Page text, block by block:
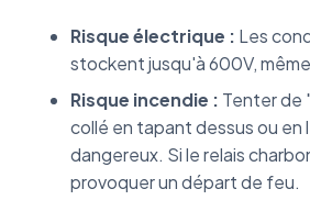
Risque électrique : Les
stockent jusqu'à 600V,
Risque incendie : Tenter de
collé en tapant dessus ou en
dangereux. Si le relais
provoquer un départ de feu.